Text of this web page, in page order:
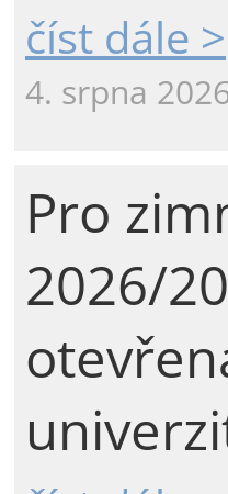
číst dále >
4. srpna
Pro
2026/